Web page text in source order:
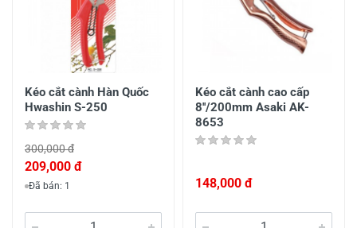
Kéo cắt cành Hàn Quốc
Hwashin S-250
300,000 đ
209,000 đ
Đã bán: 1
Kéo cắt cành cao cấp
8''/200mm Asaki AK-
8653
148,000 đ